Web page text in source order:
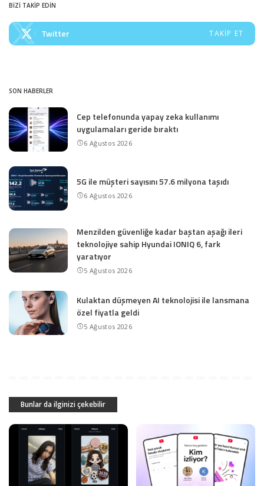
BİZİ TAKİP EDİN
Twitter TAKIP ET
SON HABERLER
Cep telefonunda yapay zeka kullanımı
uygulamaları geride bıraktı
6 Ağustos 2026
5G ile müşteri sayısını 57.6 milyona taşıdı
6 Ağustos 2026
Menzilden güvenliğe kadar baştan aşağı ileri
teknolojiye sahip Hyundai IONIQ 6, fark
yaratıyor
5 Ağustos 2026
Kulaktan düşmeyen AI teknolojisi ile lansmana
özel fiyatla geldi
5 Ağustos 2026
Bunlar da ilginizi çekebilir